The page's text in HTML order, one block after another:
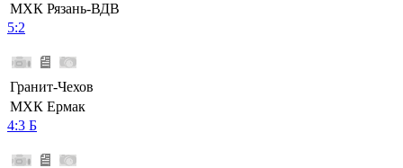
МХК Рязань-ВДВ
5:2
Гранит-Чехов
МХК Ермак
4:3 Б